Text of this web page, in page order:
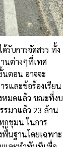
รับการจัดสรร ทั้ง
นต่างๆที่เทศ
ตอน อาจจะ
รและข้อร้องเรียน
หมดแล้ว ขณะที่งบ
รมาแล้ว 23 ล้าน
กชุมน ในการ
นฐานโดยเฉพาะ